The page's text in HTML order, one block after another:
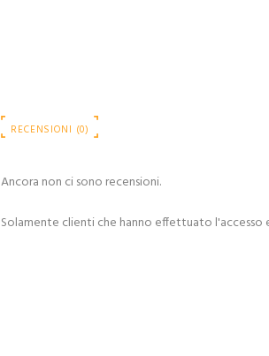
RECENSIONI (0)
Ancora non ci sono recensioni.
Solamente clienti che hanno effettuato